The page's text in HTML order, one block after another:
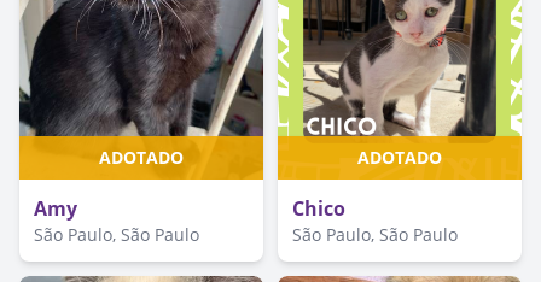
ADOTADO
Amy
São Paulo, São Paulo
ADOTADO
Chico
São Paulo, São Paulo